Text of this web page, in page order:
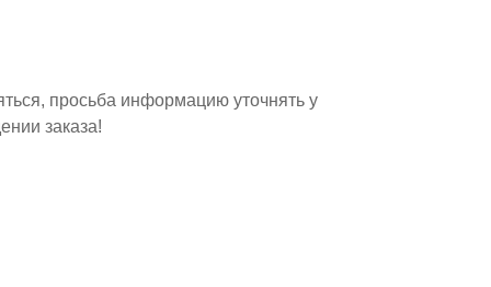
просьба информацию уточнять у
заказа!